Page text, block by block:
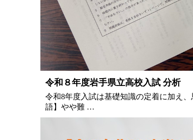
令和８年度岩手県立高校入試 分析
令和8年度入試は基礎知識の定着に加え
語】やや難 …